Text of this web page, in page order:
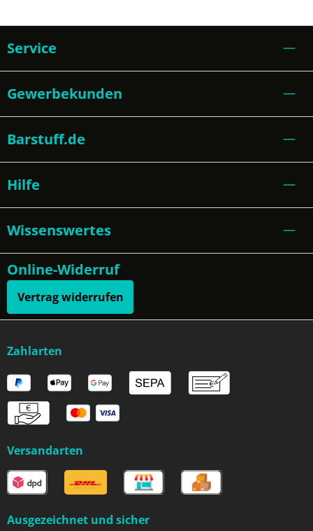
Service
Gewerbekunden
Barstuff.de
Hilfe
Wissenswertes
Online-Widerruf
Vertrag widerrufen
Zahlarten
Versandarten
Ausgezeichnet und sicher